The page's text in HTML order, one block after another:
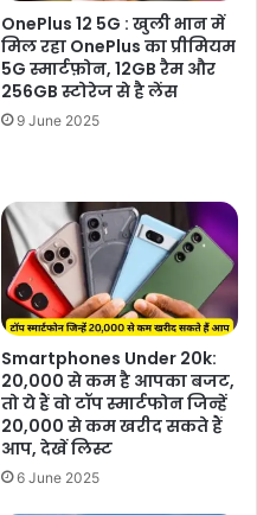
OnePlus 12 5G : खुली भान में
मिल रहा OnePlus का प्रीमियम
5G स्मार्टफ़ोन, 12GB रैम और
256GB स्टोरेज से है लेंस
9 June 2025
Smartphones Under 20k:
20,000 से कम है आपका बजट,
तो ये हैं वो टॉप स्मार्टफोन जिन्हें
20,000 से कम खरीद सकते हैं
आप, देखें लिस्ट
6 June 2025